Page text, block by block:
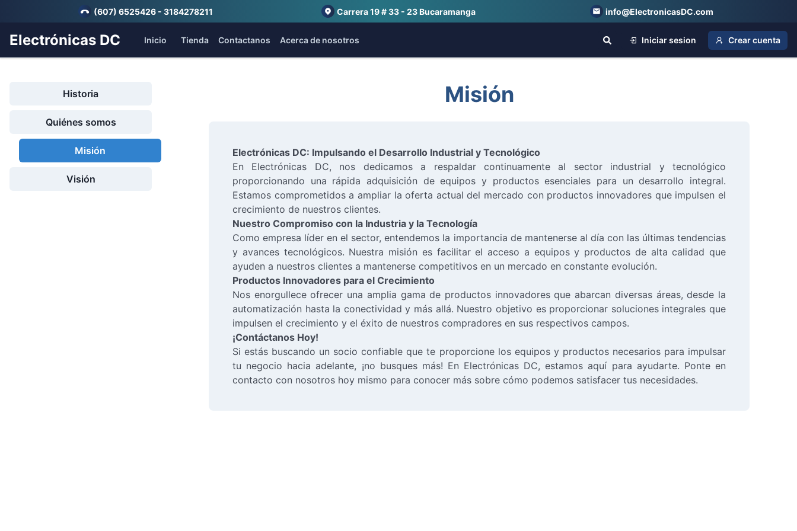
(607) 6525426 - 3184278211 Carrera 19 # 33 - 23 Bucaramanga info@ElectronicasDC.com
Electrónicas DC Inicio Tienda Contactanos Acerca de nosotros Iniciar sesion Crear cuenta
Historia
Quiénes somos
Misión
Visión
Misión
Electrónicas DC: Impulsando el Desarrollo Industrial y Tecnológico
En Electrónicas DC, nos dedicamos a respaldar continuamente al sector industrial y tecnológico
proporcionando una rápida adquisición de equipos y productos esenciales para un desarrollo integral.
Estamos comprometidos a ampliar la oferta actual del mercado con productos innovadores que impulsen el
crecimiento de nuestros clientes.
Nuestro Compromiso con la Industria y la Tecnología
Como empresa líder en el sector, entendemos la importancia de mantenerse al día con las últimas tendencias
y avances tecnológicos. Nuestra misión es facilitar el acceso a equipos y productos de alta calidad que
ayuden a nuestros clientes a mantenerse competitivos en un mercado en constante evolución.
Productos Innovadores para el Crecimiento
Nos enorgullece ofrecer una amplia gama de productos innovadores que abarcan diversas áreas, desde la
automatización hasta la conectividad y más allá. Nuestro objetivo es proporcionar soluciones integrales que
impulsen el crecimiento y el éxito de nuestros compradores en sus respectivos campos.
¡Contáctanos Hoy!
Si estás buscando un socio confiable que te proporcione los equipos y productos necesarios para impulsar
tu negocio hacia adelante, ¡no busques más! En Electrónicas DC, estamos aquí para ayudarte. Ponte en
contacto con nosotros hoy mismo para conocer más sobre cómo podemos satisfacer tus necesidades.